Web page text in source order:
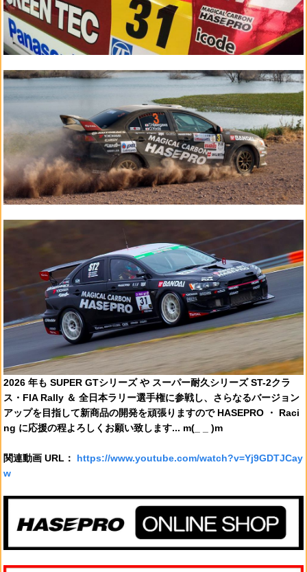
2026 年も SUPER GTシリーズ や スーパー耐久シリーズ ST-2クラ
ス・FIA Rally ＆ 全日本ラリー選手権に参戦し、さらなるバージョン
アップを目指して新商品の開発を頑張りますので HASEPRO ・ Raci
ng に応援の程よろしくお願い致します... m(_ _ )m
関連動画 URL： https://www.youtube.com/watch?v=Yj9GDTJCay
w